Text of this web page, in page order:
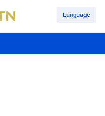
Language